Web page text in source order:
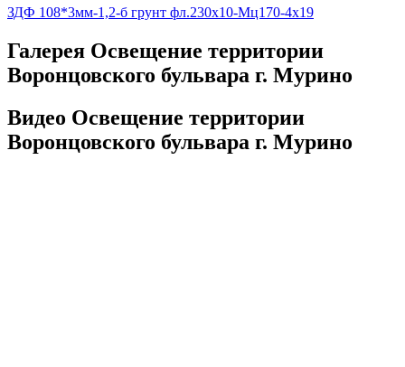
ЗДФ 108*3мм-1,2-б грунт фл.230х10-Мц170-4х19
Галерея Освещение территории
Воронцовского бульвара г. Мурино
Видео Освещение территории
Воронцовского бульвара г. Мурино